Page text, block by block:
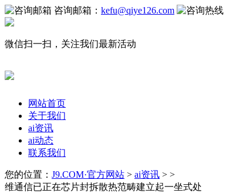
咨询邮箱： kefu@qiye126.com
微信扫一扫，关注我们最新活动
网站首页
关于我们
ai资讯
ai动态
联系我们
您的位置： J9.COM·官方网站 > ai资讯 > >
维通信已正在芯片封拆散热范畴建立起一坐式处